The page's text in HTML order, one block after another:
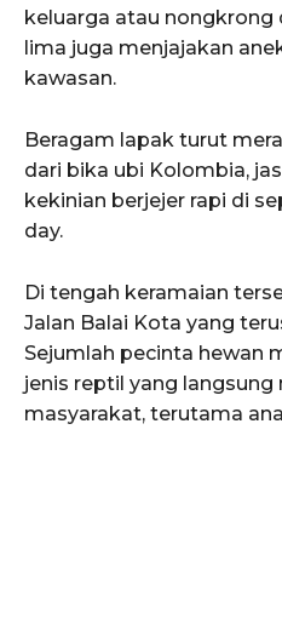
keluarga atau nongkrong
lima juga menjajakan
kawasan.
Beragam lapak turut
dari bika ubi Kolombia,
kekinian berjejer rapi di
day.
Di tengah keramaian
Jalan Balai Kota yang
Sejumlah pecinta hewan
jenis reptil yang
masyarakat, terutama